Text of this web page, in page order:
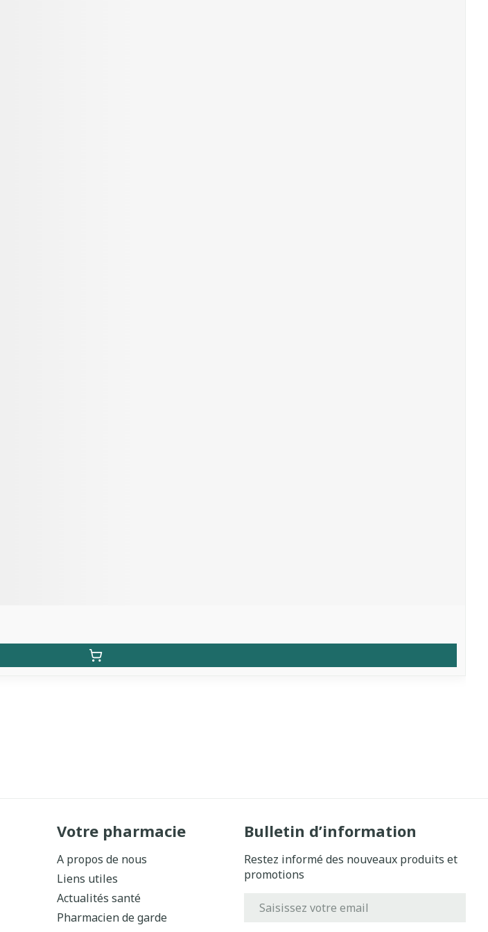
Votre pharmacie
A propos de nous
Liens utiles
Actualités santé
Pharmacien de garde
Bulletin d’information
Restez informé des nouveaux produits et
promotions